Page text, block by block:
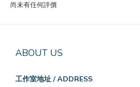
尚未有任何評價
ABOUT US
工作室地址 / ADDRESS